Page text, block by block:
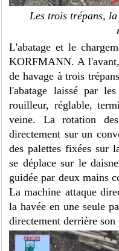
Les trois trépans,
L'abatage et le
KORFMANN. A l'avant,
de havage à trois
l'abatage laissé par
rouilleur, réglable,
veine. La rotation
directement sur un
des palettes fixées sur
se déplace sur le
guidée par deux mains
La machine attaque
la havée en une seule
directement derrière son